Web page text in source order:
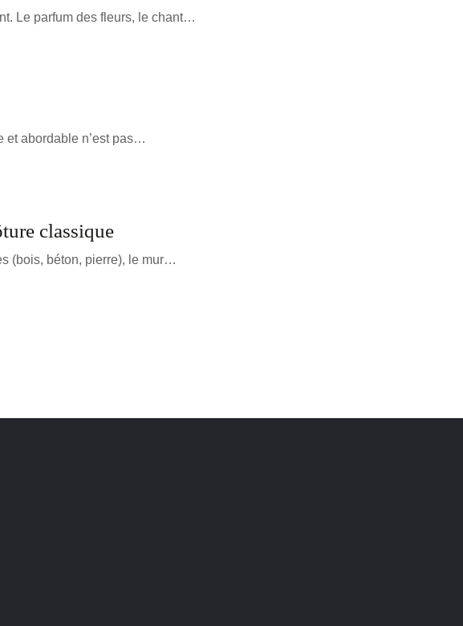
Le parfum des fleurs, le chant…
et abordable n’est pas…
classique
(bois, béton, pierre), le mur…